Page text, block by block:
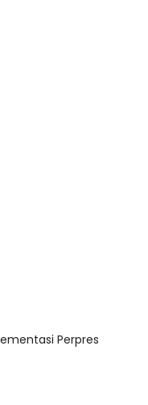
Perpres